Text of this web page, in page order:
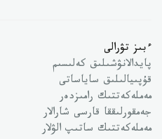
ءبىز تۋرالى
پايدالانۋشىلىق كەلىسىم
قۇپىيالىلىق ساياساتى
مەملەكەتتىك رامىزدەر
جەمقورلىققا قارسى شارالار
مەملەكەتتىك ساتىپ الۋلار